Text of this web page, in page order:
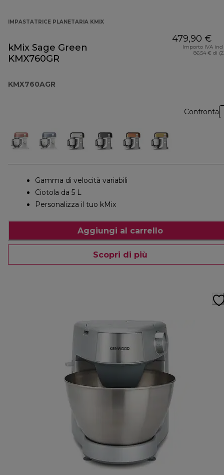
IMPASTATRICE PLANETARIA KMIX
kMix Sage Green
KMX760GR
KMX760AGR
479,90 €
Importo IVA
86,54 € di
Confronta
Gamma di velocità variabili
Ciotola da 5 L
Personalizza il tuo kMix
Aggiungi al carrello
Scopri di più